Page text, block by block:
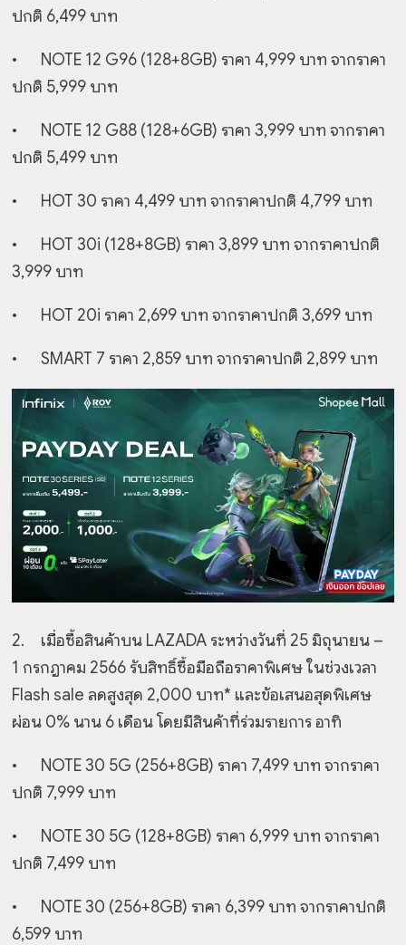
ปกติ 6,499 บาท
•
NOTE 12 G96 (128+8GB) ราคา 4,999 บาท จากราคา
ปกติ 5,999 บาท
•
NOTE 12 G88 (128+6GB) ราคา 3,999 บาท จากราคา
ปกติ 5,499 บาท
• HOT 30 ราคา 4,499 บาท จากราคาปกติ 4,799 บาท
•
HOT 30i (128+8GB) ราคา 3,899 บาท จากราคาปกติ
3,999 บาท
• HOT 20i ราคา 2,699 บาท จากราคาปกติ 3,699 บาท
• SMART 7 ราคา 2,859 บาท จากราคาปกติ 2,899 บาท
2.
เมื่อซื้อสินค้าบน LAZADA ระหว่างวันที่ 25 มิถุนายน –
1 กรกฎาคม 2566 รับสิทธิ์ซื้อมือถือราคาพิเศษ ในช่วงเวลา
Flash sale ลดสูงสุด 2,000 บาท* และข้อเสนอสุดพิเศษ
ผ่อน 0% นาน 6 เดือน โดยมีสินค้าที่ร่วมรายการ อาทิ
•
NOTE 30 5G (256+8GB) ราคา 7,499 บาท จากราคา
ปกติ 7,999 บาท
•
NOTE 30 5G (128+8GB) ราคา 6,999 บาท จากราคา
ปกติ 7,499 บาท
•
NOTE 30 (256+8GB) ราคา 6,399 บาท จากราคาปกติ
6,599 บาท